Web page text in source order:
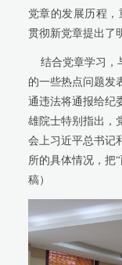
党章的发展历程
贯彻新党章提出了
结合党章学习，
的一些热点问题发
通违法将通报给纪
雄院士特别指出，
会上习近平总书记
所的具体情况，把
稿）